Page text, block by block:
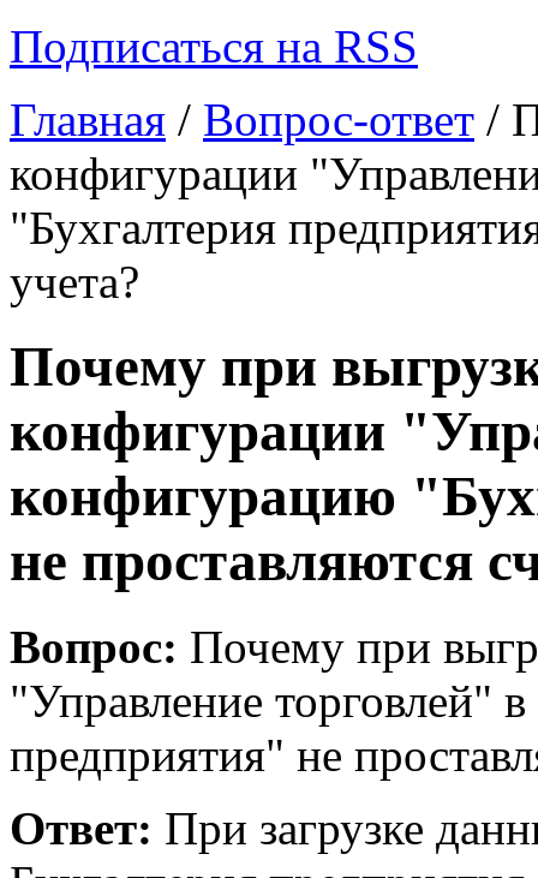
Подписаться на RSS
Главная / Вопрос-ответ /
конфигурации
"Бухгалтерия
учета?
Почему при
конфигурации
конфигурацию
не проставляются
Вопрос: Почему при
"Управление торговлей"
предприятия" не
Ответ: При загрузке